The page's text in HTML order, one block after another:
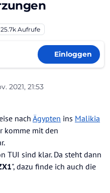
25.7k Aufrufe
Einloggen
2021, 21:53
nach Ägypten ins Malikia
komme mit den
TUI sind klar. Da steht dann
", dazu finde ich auch die